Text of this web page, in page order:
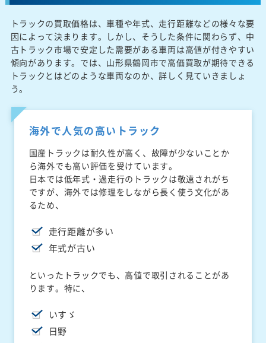
トラックの買取価格は、車種や年式、走行距離などの様々な要
因によって決まります。しかし、そうした条件に関わらず、中
古トラック市場で安定した需要がある車両は高値が付きやすい
傾向があります。では、山形県鶴岡市で高価買取が期待できる
トラックとはどのような車両なのか、詳しく見ていきましょ
う。
海外で人気の高いトラック
国産トラックは耐久性が高く、故障が少ないことか
ら海外でも高い評価を受けています。
日本では低年式・過走行のトラックは敬遠されがち
ですが、海外では修理をしながら長く使う文化があ
るため、
走行距離が多い
年式が古い
といったトラックでも、高値で取引されることがあ
ります。特に、
いすゞ
日野